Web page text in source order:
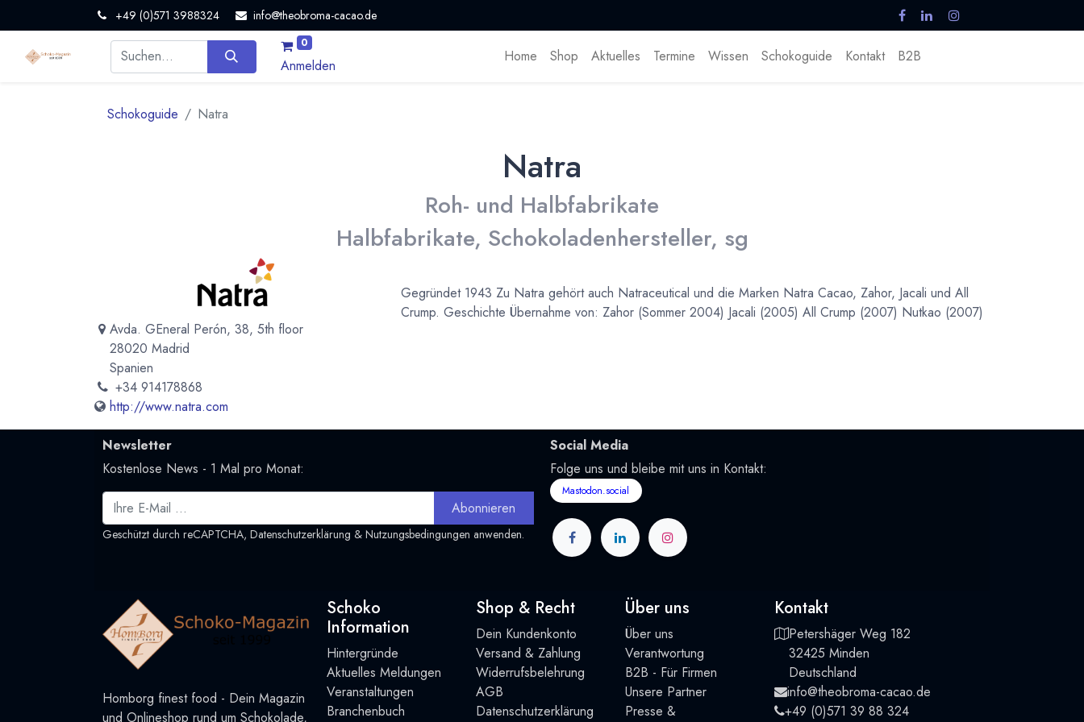
+49 (0)571 3988324 info@theobroma-cacao.de
0
Anmelden
Home Shop Aktuelles Termine Wissen Schokoguide Kontakt B2B
Schokoguide Natra
Natra
Roh- und Halbfabrikate
Halbfabrikate, Schokoladenhersteller, sg
Avda. GEneral Perón, 38, 5th floor
28020 Madrid
Spanien
+34 914178868
http://www.natra.com
Gegründet 1943 Zu Natra gehört auch Natraceutical und die Marken Natra Cacao, Zahor, Jacali und All
Crump. Geschichte Übernahme von: Zahor (Sommer 2004) Jacali (2005) All Crump (2007) Nutkao (2007)
Newsletter
Kostenlose News - 1 Mal pro Monat:
Abonnieren
Geschützt durch reCAPTCHA, Datenschutzerklärung & Nutzungsbedingungen anwenden.
Social Media
Folge uns und bleibe mit uns in Kontakt:
Mastodon.social
Schoko
Information
Hintergründe
Aktuelles Meldungen
Veranstaltungen
Branchenbuch
Shop & Recht
Dein Kundenkonto
Versand & Zahlung
Widerrufsbelehrung
AGB
Datenschutzerklärung
Über uns
Über uns
Verantwortung
B2B - Für Firmen
Unsere Partner
Presse &
Kontakt
Petershäger Weg 182
32425 Minden
Deutschland
info@theobroma-cacao.de
+49 (0)571 39 88 324
Homborg finest food - Dein Magazin
und Onlineshop rund um Schokolade,